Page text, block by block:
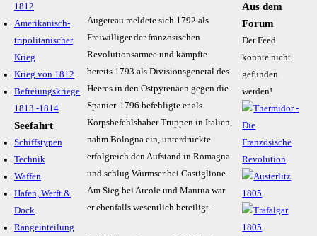
1812
Amerikanisch-
tripolitanischer
Krieg
Krieg von 1812
Befreiungskriege
1813 -1814
Seefahrt
Schiffstypen
Technik
Waffen
Hafen, Werft &
Dock
Rangeinteilung
Augereau meldete sich 1792 als
Freiwilliger der französischen
Revolutionsarmee und kämpfte
bereits 1793 als Divisionsgeneral des
Heeres in den Ostpyrenäen gegen die
Spanier. 1796 befehligte er als
Korpsbefehlshaber Truppen in Italien,
nahm Bologna ein, unterdrückte
erfolgreich den Aufstand in Romagna
und schlug Wurmser bei Castiglione.
Am Sieg bei Arcole und Mantua war
er ebenfalls wesentlich beteiligt.
Aus dem
Forum
Der Feed
konnte nicht
gefunden
werden!